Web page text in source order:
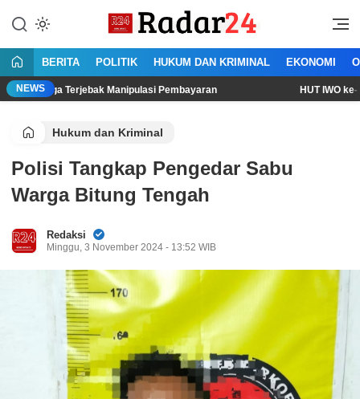
konten
Radar24.co.id
Jujur Lantang Bersuara
BERITA POLITIK HUKUM DAN KRIMINAL EKONOMI
NEWSManipulasi Pembayaran HUT IWO ke-14: Dari
Hukum dan Kriminal
Polisi Tangkap Pengedar Sabu
Warga Bitung Tengah
Redaksi
Minggu, 3 November 2024 - 13:52 WIB